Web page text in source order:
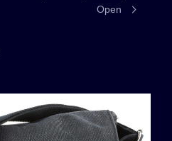
Open